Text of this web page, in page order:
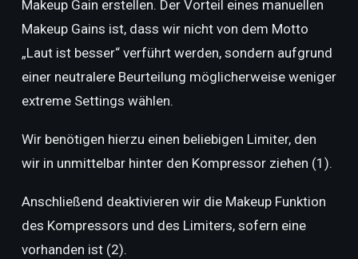
Makeup Gain erstellen. Der Vorteil eines manuellen
Makeup Gains ist, dass wir nicht von dem Motto
„Laut ist besser“ verführt werden, sondern aufgrund
einer neutralere Beurteilung möglicherweise weniger
extreme Settings wählen.
Wir benötigen hierzu einen beliebigen Limiter, den
wir in unmittelbar hinter den Kompressor ziehen (1).
Anschließend deaktivieren wir die Makeup Funktion
des Kompressors und des Limiters, sofern eine
vorhanden ist (2).